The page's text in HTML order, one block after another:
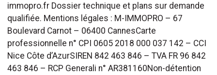
immopro.fr Dossier technique et plans sur demande
qualifiée. Mentions légales : M-IMMOPRO – 67
Boulevard Carnot – 06400 CannesCarte
professionnelle n° CPI 0605 2018 000 037 142 – CCI
Nice Côte d’AzurSIREN 842 463 846 – TVA FR 96 842
463 846 – RCP Generali n° AR381160Non-détention